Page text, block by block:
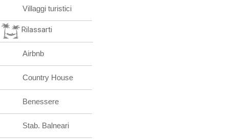
Villaggi turistici
Rilassarti
Airbnb
Country House
Benessere
Stab. Balneari